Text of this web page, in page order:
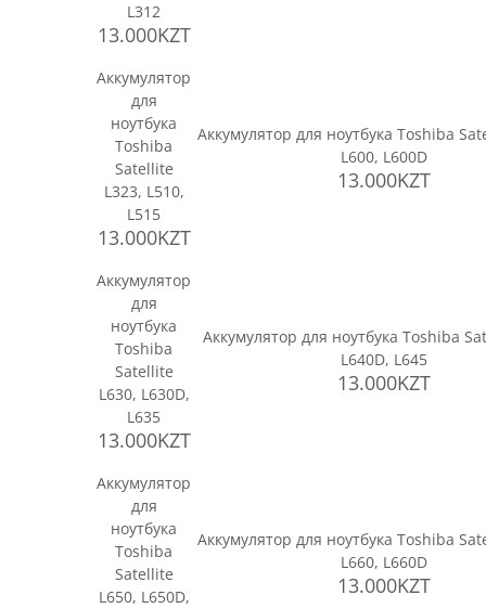
L312
13.000KZT
Аккумулятор
для
ноутбука
Toshiba
Satellite
L323, L510,
L515
13.000KZT
Аккумулятор для ноутбука Toshiba
L600, L600D
13.000KZT
Аккумулятор
для
ноутбука
Toshiba
Satellite
L630, L630D,
L635
13.000KZT
Аккумулятор для ноутбука Toshiba
L640D, L645
13.000KZT
Аккумулятор
для
ноутбука
Toshiba
Satellite
L650, L650D,
Аккумулятор для ноутбука Toshiba
L660, L660D
13.000KZT